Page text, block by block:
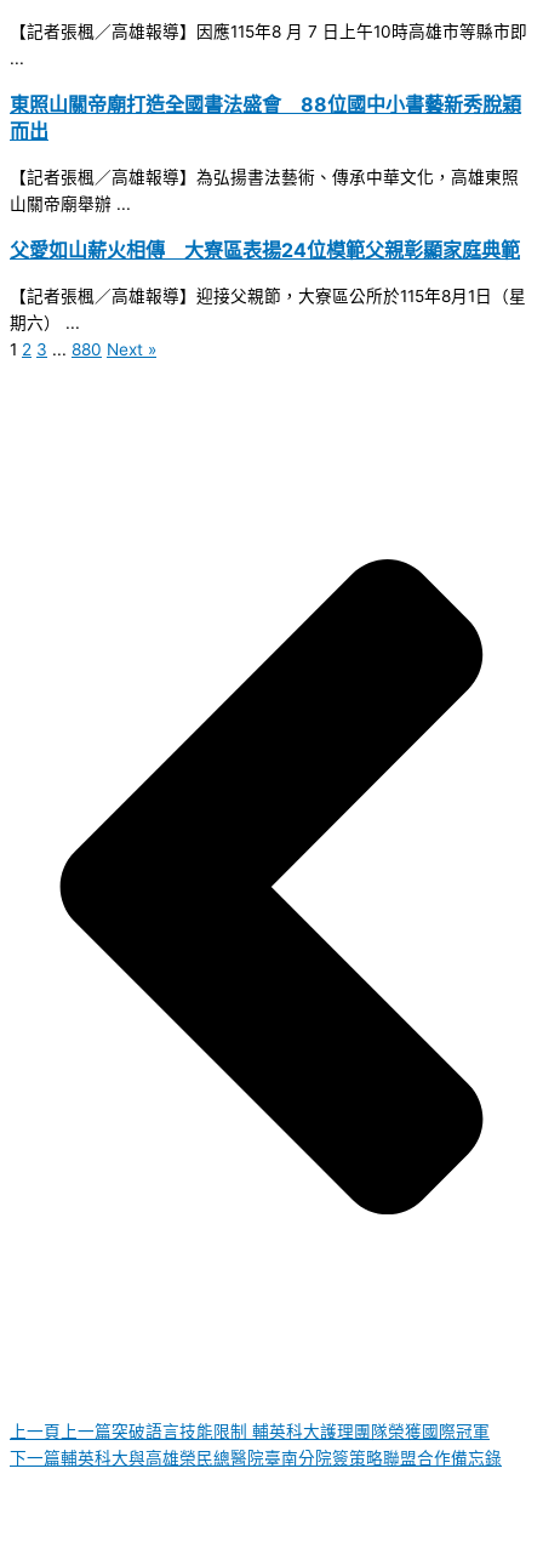
【記者張楓／高雄報導】因應115年8 月 7 日上午10時高雄市等縣市即
...
東照山關帝廟打造全國書法盛會 88位國中小書藝新秀脫穎
而出
【記者張楓／高雄報導】為弘揚書法藝術、傳承中華文化，高雄東照
山關帝廟舉辦 ...
父愛如山薪火相傳 大寮區表揚24位模範父親彰顯家庭典範
【記者張楓／高雄報導】迎接父親節，大寮區公所於115年8月1日（星
期六） ...
1 2 3 ... 880 Next »
上一頁 上一篇突破語言技能限制 輔英科大護理團隊榮獲國際冠軍
下一篇輔英科大與高雄榮民總醫院臺南分院簽策略聯盟合作備忘錄